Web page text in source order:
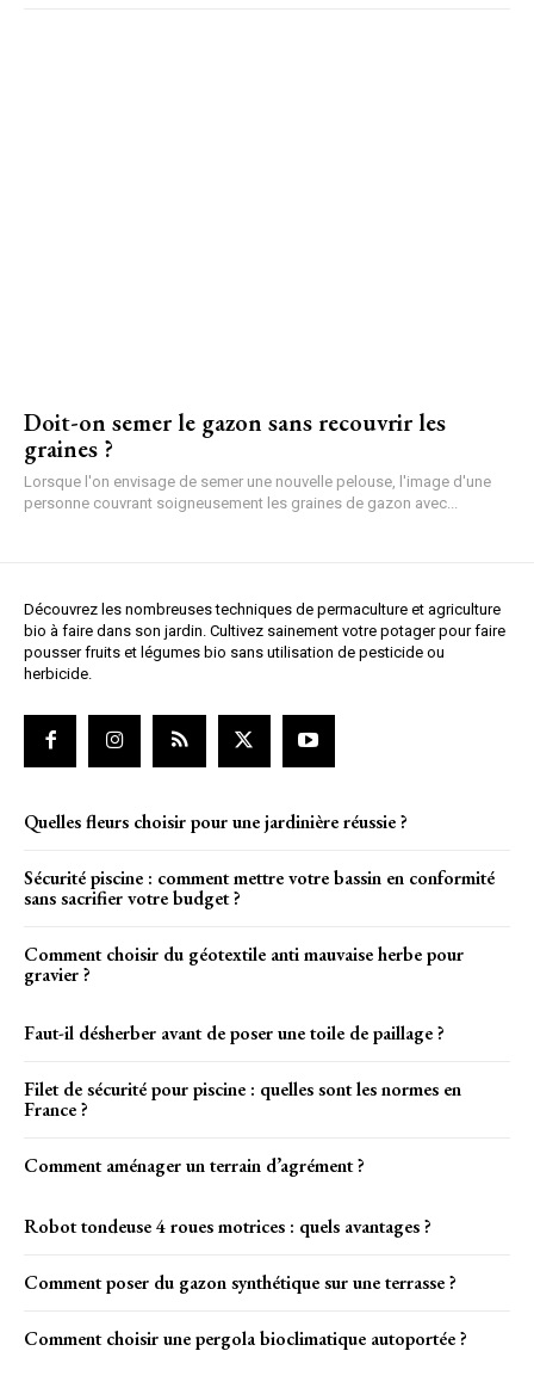
Doit-on semer le gazon sans recouvrir les
graines ?
Lorsque l'on envisage de semer une nouvelle pelouse, l'image d'une
personne couvrant soigneusement les graines de gazon avec...
Découvrez les nombreuses techniques de permaculture et agriculture
bio à faire dans son jardin. Cultivez sainement votre potager pour faire
pousser fruits et légumes bio sans utilisation de pesticide ou
herbicide.
Quelles fleurs choisir pour une jardinière réussie ?
Sécurité piscine : comment mettre votre bassin en conformité
sans sacrifier votre budget ?
Comment choisir du géotextile anti mauvaise herbe pour
gravier ?
Faut-il désherber avant de poser une toile de paillage ?
Filet de sécurité pour piscine : quelles sont les normes en
France ?
Comment aménager un terrain d’agrément ?
Robot tondeuse 4 roues motrices : quels avantages ?
Comment poser du gazon synthétique sur une terrasse ?
Comment choisir une pergola bioclimatique autoportée ?